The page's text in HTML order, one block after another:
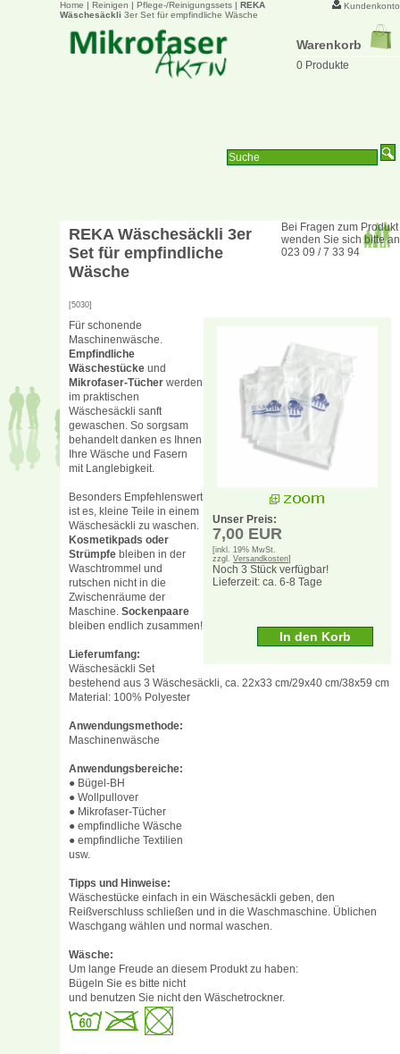
Kundenkonto
Warenkorb
0 Produkte
Home |Reinigen |Pflege-/Reinigungssets |REKA
Wäschesäckli 3er Set für empfindliche Wäsche
Bei Fragen zum Produkt
wenden Sie sich bitte an
023 09 / 7 33 94
REKA Wäschesäckli 3er
Set für empfindliche
Wäsche
[5030]
Unser Preis:
7,00 EUR
[inkl. 19% MwSt.
zzgl. Versandkosten]
Noch 3 Stück verfügbar!
Lieferzeit: ca. 6-8 Tage
Für schonende
Maschinenwäsche.
Empfindliche
Wäschestücke und
Mikrofaser-Tücher werden
im praktischen
Wäschesäckli sanft
gewaschen. So sorgsam
behandelt danken es Ihnen
Ihre Wäsche und Fasern
mit Langlebigkeit.
Besonders Empfehlenswert
ist es, kleine Teile in einem
Wäschesäckli zu waschen.
Kosmetikpads oder
Strümpfe bleiben in der
Waschtrommel und
rutschen nicht in die
Zwischenräume der
Maschine.Sockenpaare
bleiben endlich zusammen!
Lieferumfang:
Wäschesäckli Set
bestehend aus 3 Wäschesäckli, ca. 22x33 cm/29x40 cm/38x59 cm
Material: 100% Polyester
Anwendungsmethode:
Maschinenwäsche
Anwendungsbereiche:
● Bügel-BH
● Wollpullover
● Mikrofaser-Tücher
● empfindliche Wäsche
● empfindliche Textilien
usw.
Tipps und Hinweise:
Wäschestücke einfach in ein Wäschesäckli geben, den
Reißverschluss schließen und in die Waschmaschine. Üblichen
Waschgang wählen und normal waschen.
Wäsche:
Um lange Freude an diesem Produkt zu haben:
Bügeln Sie es bitte nicht
und benutzen Sie nicht den Wäschetrockner.